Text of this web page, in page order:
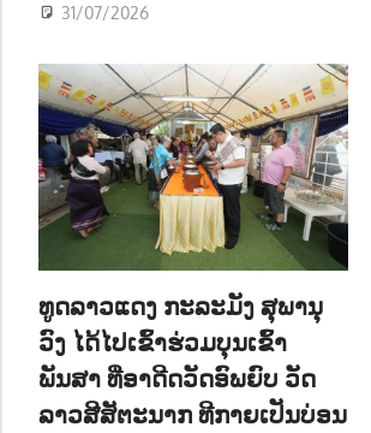
31/07/2026
ທູດລາວແດງ ກະລະມັງ ສຸພານຸ
ວົງ ໄດ້ໄປເຂົ້າຮ່ວມບຸນເຂົ້າ
ພັນສາ ທີ່ອາດີດວັດອົພຍົບ ວັດ
ລາວສີສັຕະນາກ ທີກາຍເປັນບ່ອນ